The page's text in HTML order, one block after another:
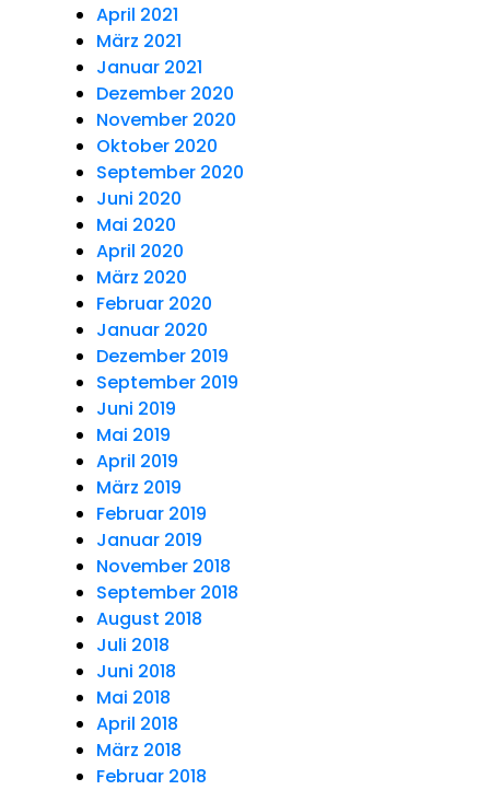
April 2021
März 2021
Januar 2021
Dezember 2020
November 2020
Oktober 2020
September 2020
Juni 2020
Mai 2020
April 2020
März 2020
Februar 2020
Januar 2020
Dezember 2019
September 2019
Juni 2019
Mai 2019
April 2019
März 2019
Februar 2019
Januar 2019
November 2018
September 2018
August 2018
Juli 2018
Juni 2018
Mai 2018
April 2018
März 2018
Februar 2018